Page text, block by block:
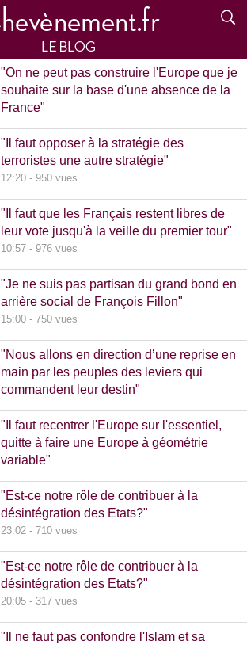
"On ne peut pas construire l'Europe que je
souhaite sur la base d'une absence de la
France"
"Il faut opposer à la stratégie des
terroristes une autre stratégie"
12:20 - 950 vues
"Il faut que les Français restent libres de
leur vote jusqu'à la veille du premier tour"
10:57 - 976 vues
"Je ne suis pas partisan du grand bond en
arrière social de François Fillon"
15:00 - 750 vues
"Nous allons en direction d’une reprise en
main par les peuples des leviers qui
commandent leur destin"
"Il faut recentrer l'Europe sur l'essentiel,
quitte à faire une Europe à géométrie
variable"
"Est-ce notre rôle de contribuer à la
désintégration des Etats?"
23:02 - 710 vues
"Est-ce notre rôle de contribuer à la
désintégration des Etats?"
20:05 - 317 vues
"Il ne faut pas confondre l'Islam et sa